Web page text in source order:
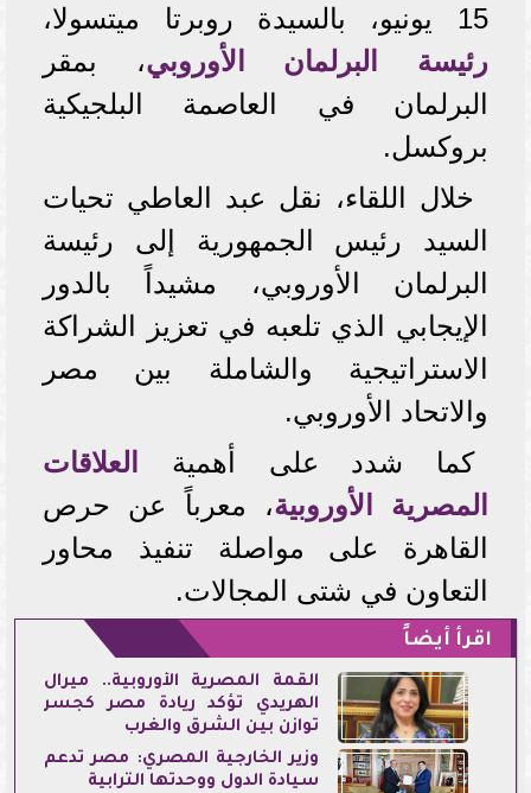
15 يونيو، بالسيدة روبرتا ميتسولا،
رئيسة البرلمان الأوروبي، بمقر
البرلمان في العاصمة البلجيكية
بروكسل.
خلال اللقاء، نقل عبد العاطي تحيات
السيد رئيس الجمهورية إلى رئيسة
البرلمان الأوروبي، مشيداً بالدور
الإيجابي الذي تلعبه في تعزيز الشراكة
الاستراتيجية والشاملة بين مصر
والاتحاد الأوروبي.
كما شدد على أهمية
العلاقات
المصرية الأوروبية، معرباً عن حرص
القاهرة على مواصلة تنفيذ محاور
التعاون في شتى المجالات.
اقرأ أيضاً
القمة المصرية الأوروبية.. ميرال
الهريدي تؤكد ريادة مصر كجسر
توازن بين الشرق والغرب
وزير الخارجية المصري: مصر تدعم
سيادة الدول ووحدتها الترابية